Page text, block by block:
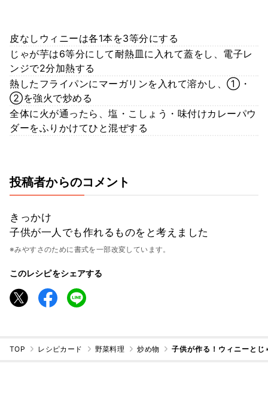
皮なしウィニーは各1本を3等分にする
じゃが芋は6等分にして耐熱皿に入れて蓋をし、電子レ
ンジで2分加熱する
熱したフライパンにマーガリンを入れて溶かし、①・
②を強火で炒める
全体に火が通ったら、塩・こしょう・味付けカレーパウ
ダーをふりかけてひと混ぜする
投稿者からのコメント
きっかけ
子供が一人でも作れるものをと考えました
※みやすさのために書式を一部改変しています。
このレシピをシェアする
TOP レシピカード 野菜料理 炒め物 子供が作る！ウィニーと